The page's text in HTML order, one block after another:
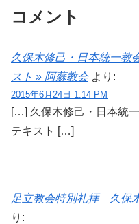
コメント
久保木修己・日本統一教
スト » 阿蘇教会 より:
2015年6月24日 1:14 PM
[…] 久保木修己・日本統
テキスト […]
足立教会特別礼拝 久保
り: